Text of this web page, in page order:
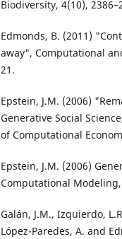
Biodiversity, 4(10),
Edmonds, B. (2011)
away", Computational
21.
Epstein, J.M. (2006)
Generative Social
of Computational
Epstein, J.M. (2006)
Computational
Galán, J.M., Izquierdo,
López-Paredes, A. and